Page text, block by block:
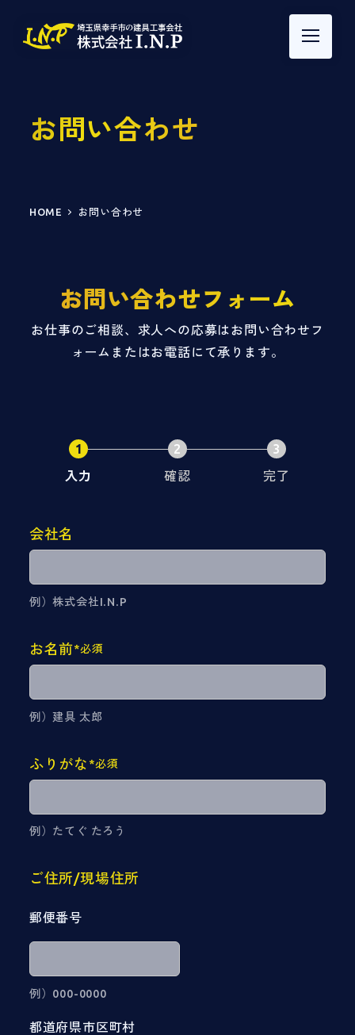
お問い合わせ
HOME お問い合わせ
お問い合わせフォーム
お仕事のご相談、求人への応募はお問い合わせフ
ォームまたはお電話にて承ります。
1
入力
2
確認
3
完了
会社名
例）株式会社I.N.P
お名前*必須
例）建具 太郎
ふりがな *必須
例）たてぐ たろう
ご住所/現場住所
郵便番号
例）000-0000
都道府県市区町村